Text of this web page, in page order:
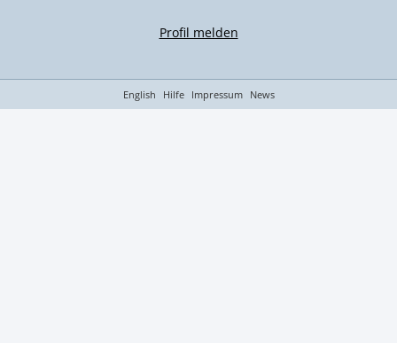
Profil melden
English Hilfe Impressum News